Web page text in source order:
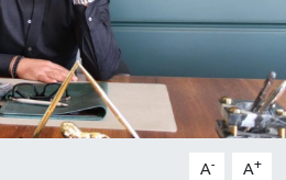
A- A+